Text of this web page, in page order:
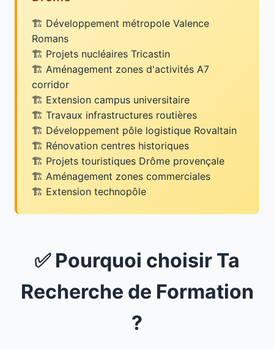
Développement métropole Valence
Romans
Projets nucléaires Tricastin
Aménagement zones d'activités A7
corridor
Extension campus universitaire
Travaux infrastructures routières
Développement pôle logistique Rovaltain
Rénovation centres historiques
Projets touristiques Drôme provençale
Aménagement zones commerciales
Extension technopôle
✅ Pourquoi choisir Ta
Recherche de Formation
?